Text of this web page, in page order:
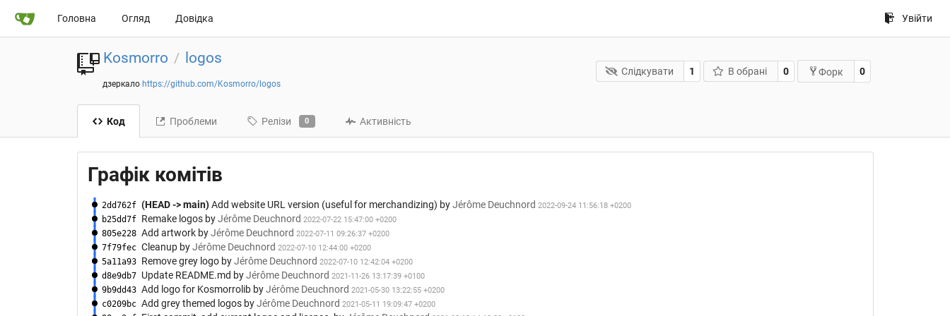
Головна Огляд Довідка Увійти
Kosmorro / logos
дзеркало https://github.com/Kosmorro/logos
Слідкувати 1 В обрані 0 Форк 0
Код Проблеми Релізи 0 Активність
Графік комітів
2dd762f (HEAD -> main) Add website URL version (useful for merchandizing) byJérôme Deuchnord 2022-09-24 11:56:18 +0200
b25dd7f Remake logosbyJérôme Deuchnord 2022-07-22 15:47:00 +0200
805e228 Add artworkbyJérôme Deuchnord 2022-07-11 09:26:37 +0200
7f79fec CleanupbyJérôme Deuchnord 2022-07-10 12:44:00 +0200
5a11a93 Remove grey logobyJérôme Deuchnord 2022-07-10 12:42:04 +0200
d8e9db7 Update README.md byJérôme Deuchnord 2021-11-26 13:17:39 +0100
9b9dd43 Add logo for KosmorrolibbyJérôme Deuchnord 2021-05-30 13:22:55 +0200
c0209bc Add grey themed logosbyJérôme Deuchnord 2021-05-11 19:09:47 +0200